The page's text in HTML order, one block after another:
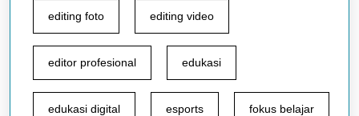
editing foto editing video
editor profesional edukasi
edukasi digital esports fokus belajar